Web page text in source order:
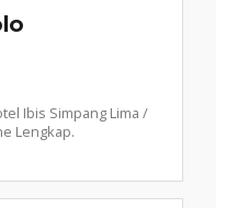
Ibis Simpang Lima /
Lengkap.